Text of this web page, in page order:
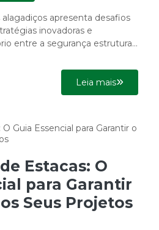
apresenta desafios
inovadoras e
entre a segurança estrutural
Leia mais
Estacas: O
para Garantir
Seus Projetos